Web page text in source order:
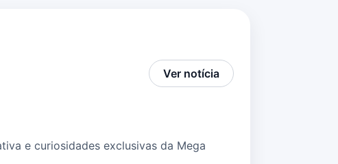
Ver notícia
e curiosidades exclusivas da Mega